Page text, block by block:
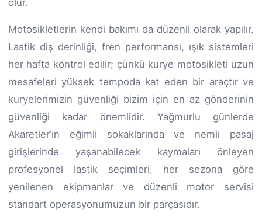
Motosikletlerin kendi bakımı da düzenli olarak yapılır.
Lastik diş derinliği, fren performansı, ışık sistemleri
her hafta kontrol edilir; çünkü kurye motosikleti uzun
mesafeleri yüksek tempoda kat eden bir araçtır ve
kuryelerimizin güvenliği bizim için en az gönderinin
güvenliği kadar önemlidir. Yağmurlu günlerde
Akaretler’ın eğimli sokaklarında ve nemli pasaj
girişlerinde yaşanabilecek kaymaları önleyen
profesyonel lastik seçimleri, her sezona göre
yenilenen ekipmanlar ve düzenli motor servisi
standart operasyonumuzun bir parçasıdır.